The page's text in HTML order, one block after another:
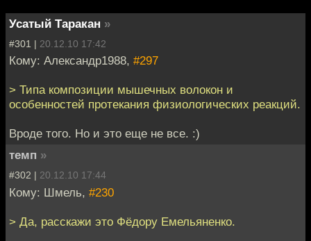
Усатый Таракан »
#301 | 20.12.10 17:42
Кому: Александр1988, #297
> Типа композиции мышечных волокон и
особенностей протекания физиологических реакций.
Вроде того. Но и это еще не все. :)
темп »
#302 | 20.12.10 17:44
Кому: Шмель, #230
> Да, расскажи это Фёдору Емельяненко.